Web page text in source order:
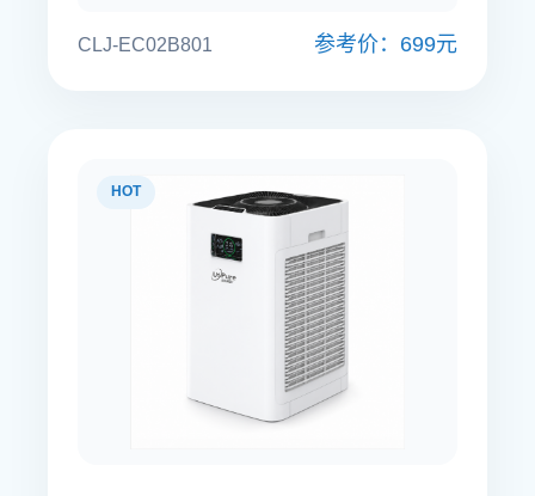
CLJ-EC02B801 参考价：699元
HOT